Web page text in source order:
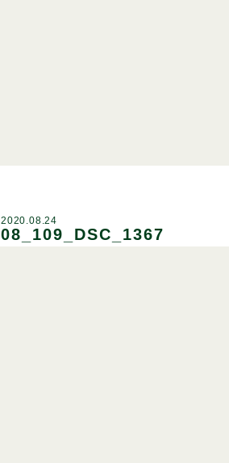
08_109_DSC_1367
2020.08.24